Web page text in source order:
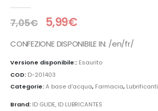
7,05€ 5,99€
CONFEZIONE DISPONIBILE IN: /en/fr/
Versione disponibile:: Esaurito
COD: D-201403
Categorie:A base d'acqua, Farmacia, Lubrificanti
Brand: ID GLIDE, ID LUBRICANTES